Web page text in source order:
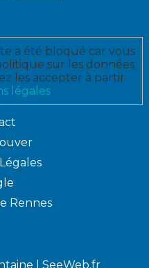
a été bloqué car vous
sur les données
les accepter à partir
légales.
Rennes
| SeeWeb.fr